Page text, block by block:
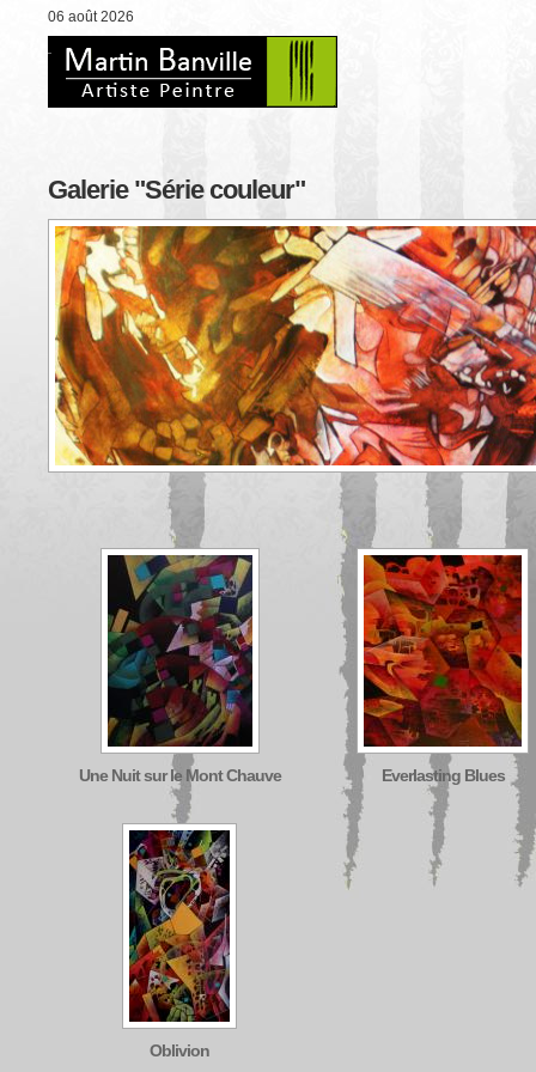
06 août 2026
Galerie "Série couleur"
Une Nuit sur le Mont Chauve Everlasting Blues
Oblivion